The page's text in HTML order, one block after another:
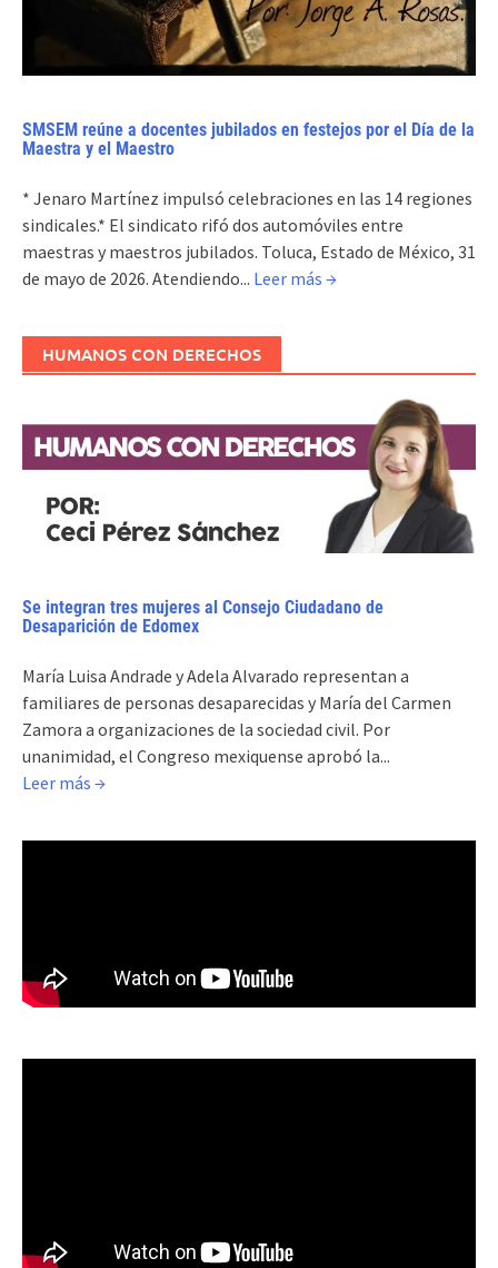
SMSEM reúne a docentes jubilados en festejos por el Día de la
Maestra y el Maestro
* Jenaro Martínez impulsó celebraciones en las 14 regiones
sindicales.* El sindicato rifó dos automóviles entre
maestras y maestros jubilados. Toluca, Estado de México, 31
de mayo de 2026. Atendiendo... Leer más →
HUMANOS CON DERECHOS
Se integran tres mujeres al Consejo Ciudadano de
Desaparición de Edomex
María Luisa Andrade y Adela Alvarado representan a
familiares de personas desaparecidas y María del Carmen
Zamora a organizaciones de la sociedad civil. Por
unanimidad, el Congreso mexiquense aprobó la...
Leer más →